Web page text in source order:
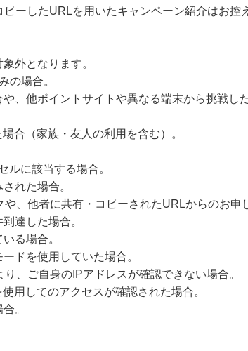
ーしたURLを用いたキャンペーン紹介はお控
外となります。
の場合。
、他ポイントサイトや異なる端末から挑戦し
合（家族・友人の利用を含む）。
ルに該当する場合。
れた場合。
、他者に共有・コピーされたURLからのお申
達した場合。
る場合。
ドを使用していた場合。
、ご自身のIPアドレスが確認できない場合。
用してのアクセスが確認された場合。
。